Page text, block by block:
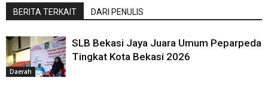
BERITA TERKAIT DARI PENULIS
Daerah
SLB Bekasi Jaya Juara Umum Peparpeda
Tingkat Kota Bekasi 2026